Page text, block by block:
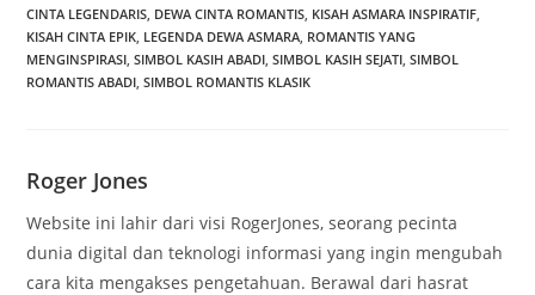
CINTA LEGENDARIS DEWA CINTA ROMANTIS KISAH ASMARA INSPIRATIF
KISAH CINTA EPIK LEGENDA DEWA ASMARA ROMANTIS YANG
MENGINSPIRASI SIMBOL KASIH ABADI SIMBOL KASIH SEJATI SIMBOL
ROMANTIS ABADI SIMBOL ROMANTIS KLASIK
Roger Jones
Website ini lahir dari visi RogerJones, seorang pecinta
dunia digital dan teknologi informasi yang ingin mengubah
cara kita mengakses pengetahuan. Berawal dari hasrat